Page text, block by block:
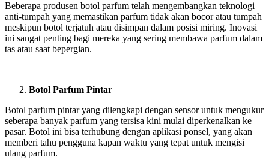
Beberapa produsen botol parfum telah mengembangkan teknologi
anti-tumpah yang memastikan parfum tidak akan bocor atau tumpah
meskipun botol terjatuh atau disimpan dalam posisi miring. Inovasi
ini sangat penting bagi mereka yang sering membawa parfum dalam
tas atau saat bepergian.
Botol Parfum Pintar
Botol parfum pintar yang dilengkapi dengan sensor untuk mengukur
seberapa banyak parfum yang tersisa kini mulai diperkenalkan ke
pasar. Botol ini bisa terhubung dengan aplikasi ponsel, yang akan
memberi tahu pengguna kapan waktu yang tepat untuk mengisi
ulang parfum.